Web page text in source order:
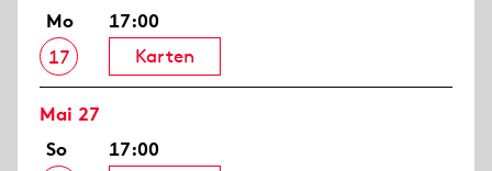
Mo
17
17:00
Karten
Mai 27
So
17:00